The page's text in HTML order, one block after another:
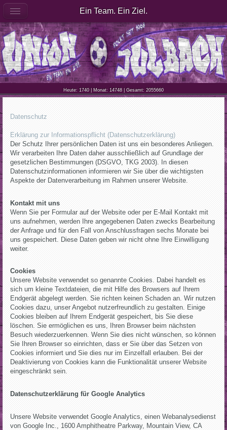
Heute: 1740 | Monat: 14748 | Gesamt: 2055660
Datenschutz
Erklärung zur Informationspflicht (Datenschutzerklärung)
Der Schutz Ihrer persönlichen Daten ist uns ein besonderes Anliegen.
Wir verarbeiten Ihre Daten daher ausschließlich auf Grundlage der
gesetzlichen Bestimmungen (DSGVO, TKG 2003). In diesen
Datenschutzinformationen informieren wir Sie über die wichtigsten
Aspekte der Datenverarbeitung im Rahmen unserer Website.
Kontakt mit uns
Wenn Sie per Formular auf der Website oder per E-Mail Kontakt mit
uns aufnehmen, werden Ihre angegebenen Daten zwecks Bearbeitung
der Anfrage und für den Fall von Anschlussfragen sechs Monate bei
uns gespeichert. Diese Daten geben wir nicht ohne Ihre Einwilligung
weiter.
Cookies
Unsere Website verwendet so genannte Cookies. Dabei handelt es
sich um kleine Textdateien, die mit Hilfe des Browsers auf Ihrem
Endgerät abgelegt werden. Sie richten keinen Schaden an. Wir nutzen
Cookies dazu, unser Angebot nutzerfreundlich zu gestalten. Einige
Cookies bleiben auf Ihrem Endgerät gespeichert, bis Sie diese
löschen. Sie ermöglichen es uns, Ihren Browser beim nächsten
Besuch wiederzuerkennen. Wenn Sie dies nicht wünschen, so können
Sie Ihren Browser so einrichten, dass er Sie über das Setzen von
Cookies informiert und Sie dies nur im Einzelfall erlauben. Bei der
Deaktivierung von Cookies kann die Funktionalität unserer Website
eingeschränkt sein.
Datenschutzerklärung für Google Analytics
Unsere Website verwendet Google Analytics, einen Webanalysedienst
von Google Inc., 1600 Amphitheatre Parkway, Mountain View, CA
Ein Team. Ein Ziel.